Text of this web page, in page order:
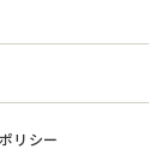
リシー